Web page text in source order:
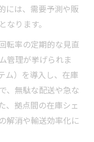
には、需要予測や販
ります。
転率の定期的な見直
管理が挙げられま
ム）を導入し、在庫
、無駄な配送や急な
、拠点間の在庫シェ
解消や輸送効率化に